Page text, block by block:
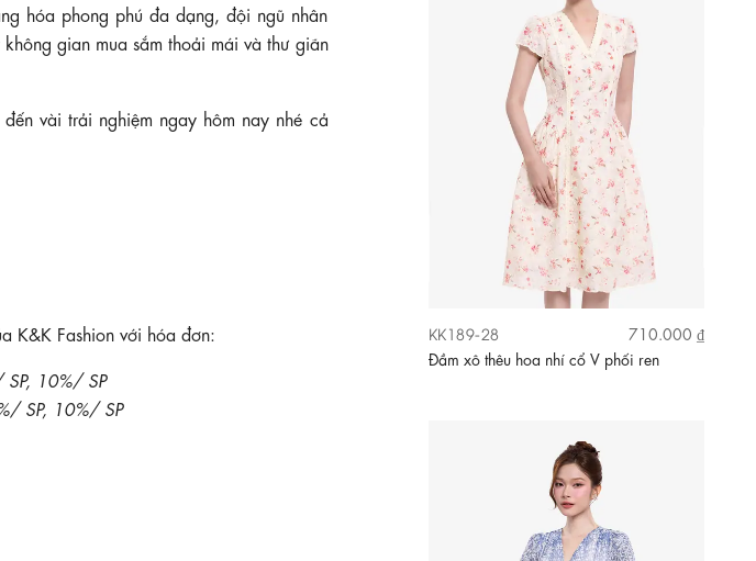
hóa phong phú đa dạng, đội ngũ nhân
gian mua sắm thoải mái và thư giãn
vài trải nghiệm ngay hôm nay nhé cả
Fashion với hóa đơn:
10%/ SP
SP, 10%/ SP
KK189-05
620.000 ₫
Đầm voan lụa ombre thêu 3D cổ V dáng